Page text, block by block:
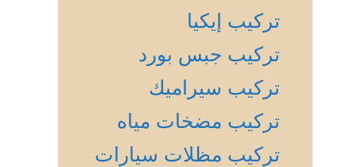
تركيب إيكيا
تركيب جبس بورد
تركيب سيراميك
تركيب مضخات مياه
تركيب مظلات سيارات